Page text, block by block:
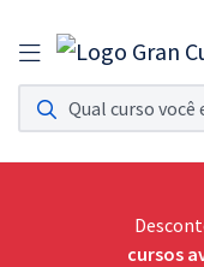
Assinatura
Acesso a todos os cursos.
Assinatura OAB
Acesso ilimitado a toda
cursos